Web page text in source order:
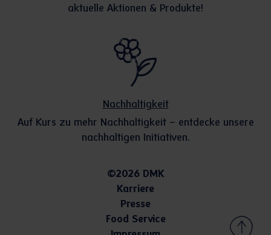
aktuelle Aktionen & Produkte!
Nachhaltigkeit
Auf Kurs zu mehr Nachhaltigkeit – entdecke unsere
nachhaltigen Initiativen.
©2026 DMK
Karriere
Presse
Food Service